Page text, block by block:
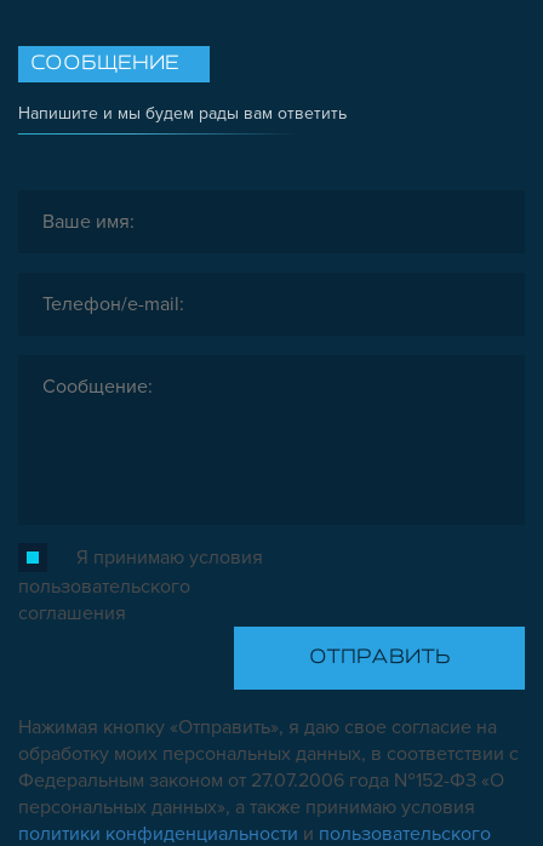
СООБЩЕНИЕ
Напишите и мы будем рады вам ответить
Я принимаю условия
пользовательского
соглашения
Нажимая кнопку «Отправить», я даю свое согласие на
обработку моих персональных данных, в соответствии с
Федеральным законом от 27.07.2006 года №152-ФЗ «О
персональных данных», а также принимаю условия
политики конфиденциальности и пользовательского